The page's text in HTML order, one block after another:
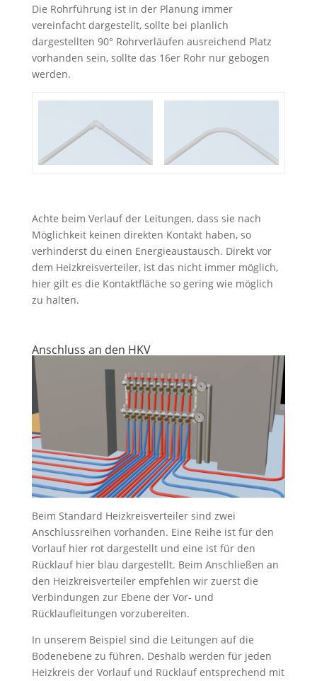
Die Rohrführung ist in der Planung immer
vereinfacht dargestellt, sollte bei planlich
dargestellten 90° Rohrverläufen ausreichend Platz
vorhanden sein, sollte das 16er Rohr nur gebogen
werden.
Achte beim Verlauf der Leitungen, dass sie nach
Möglichkeit keinen direkten Kontakt haben, so
verhinderst du einen Energieaustausch. Direkt vor
dem Heizkreisverteiler, ist das nicht immer möglich,
hier gilt es die Kontaktfläche so gering wie möglich
zu halten.
Anschluss an den HKV
Beim Standard Heizkreisverteiler sind zwei
Anschlussreihen vorhanden. Eine Reihe ist für den
Vorlauf hier rot dargestellt und eine ist für den
Rücklauf hier blau dargestellt. Beim Anschließen an
den Heizkreisverteiler empfehlen wir zuerst die
Verbindungen zur Ebene der Vor- und
Rücklaufleitungen vorzubereiten.
In unserem Beispiel sind die Leitungen auf die
Bodenebene zu führen. Deshalb werden für jeden
Heizkreis der Vorlauf und Rücklauf entsprechend mit